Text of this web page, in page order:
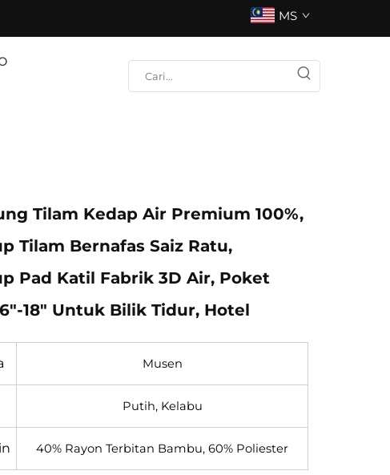
MS
Tilam Kedap Air Premium 100%,
Tilam Bernafas Saiz Ratu,
Pad Katil Fabrik 3D Air, Poket
18" Untuk Bilik Tidur, Hotel
Musen
Putih, Kelabu
40% Rayon Terbitan Bambu, 60% Poliester